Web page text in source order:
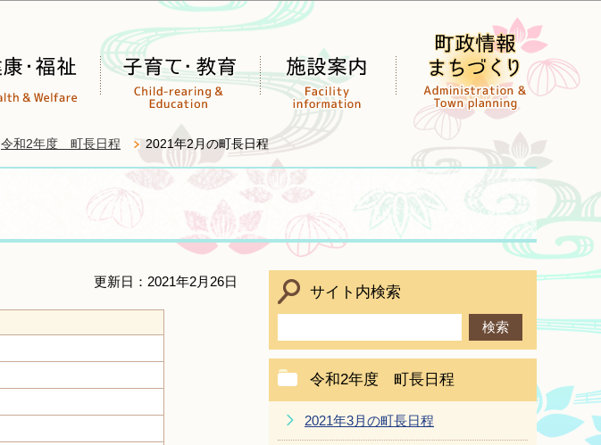
令和2年度 町長日程 2021年2月の町長日程
更新日：2021年2月26日
サイト内検索
令和2年度 町長日程
2021年3月の町長日程